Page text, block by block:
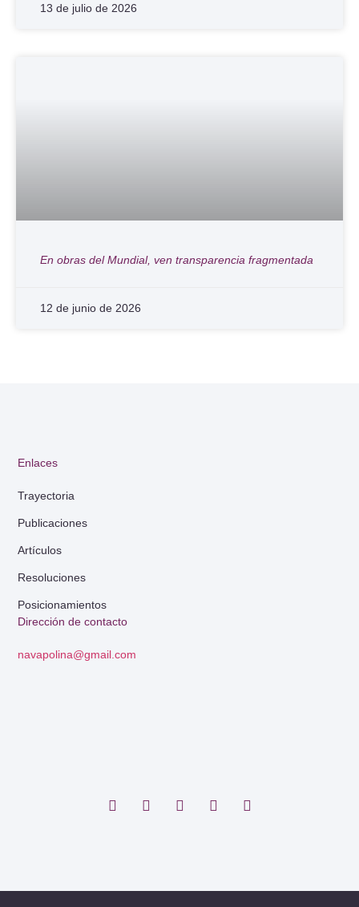
13 de julio de 2026
En obras del Mundial, ven transparencia fragmentada
12 de junio de 2026
Dirección de contacto
navapolina@gmail.com
Enlaces
Trayectoria
Publicaciones
Artículos
Resoluciones
Posicionamientos